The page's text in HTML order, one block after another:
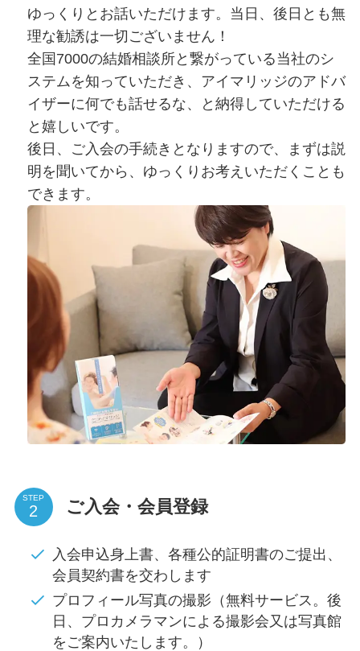
ゆっくりとお話いただけます。当日、後日とも無
理な勧誘は一切ございません！
全国7000の結婚相談所と繋がっている当社のシ
ステムを知っていただき、アイマリッジのアドバ
イザーに何でも話せるな、と納得していただける
と嬉しいです。
後日、ご入会の手続きとなりますので、まずは説
明を聞いてから、ゆっくりお考えいただくことも
できます。
STEP ご入会・会員登録
入会申込身上書、各種公的証明書のご提出、
会員契約書を交わします
プロフィール写真の撮影（無料サービス。後
日、プロカメラマンによる撮影会又は写真館
をご案内いたします。）